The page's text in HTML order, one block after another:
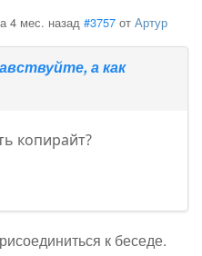
4 мес. назад #3757 отАртур
а как
копирайт?
к беседе.